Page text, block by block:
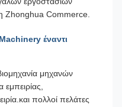
Zhonghua Commerce.
έναντι
μηχανών
πολλοί πελάτες